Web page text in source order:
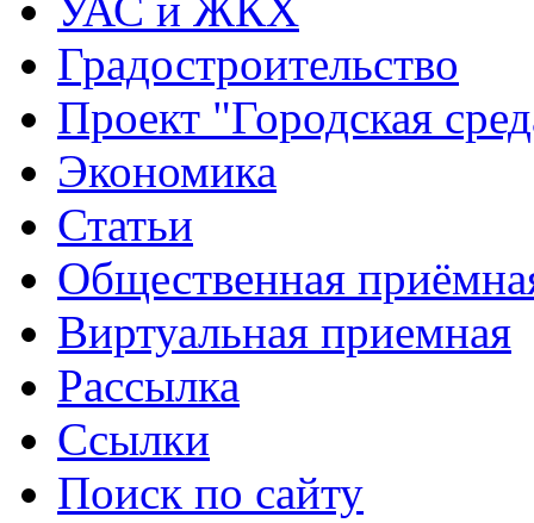
УАС и ЖКХ
Градостроительство
Проект "Городская
Экономика
Статьи
Общественная
Виртуальная приемная
Рассылка
Ссылки
Поиск по сайту